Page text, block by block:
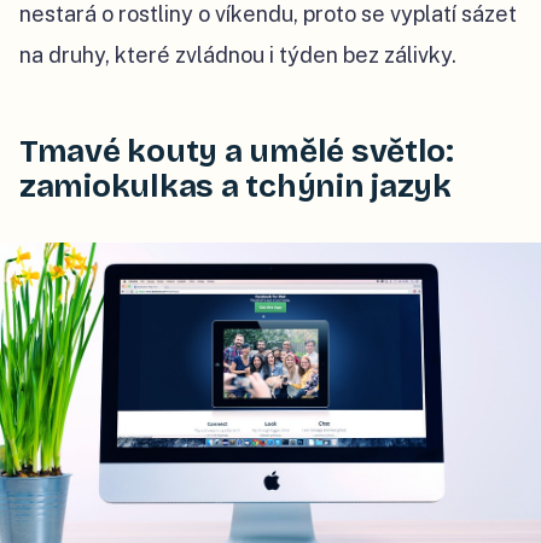
nestará o rostliny o víkendu, proto se vyplatí sázet
na druhy, které zvládnou i týden bez zálivky.
Tmavé kouty a umělé světlo:
zamiokulkas a tchýnin jazyk